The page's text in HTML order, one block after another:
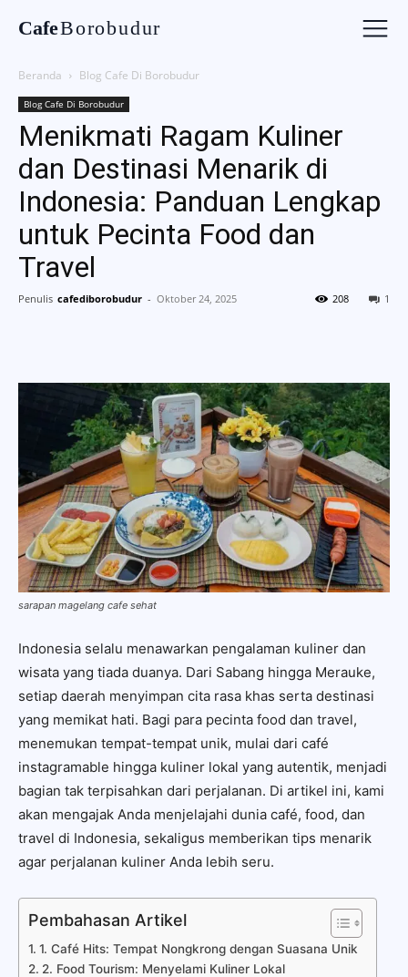
CafeBorobudur
Beranda Blog Cafe Di Borobudur
Blog Cafe Di Borobudur
Menikmati Ragam Kuliner
dan Destinasi Menarik di
Indonesia: Panduan Lengkap
untuk Pecinta Food dan
Travel
Penulis cafediborobudur - Oktober 24, 2025 1
208
sarapan magelang cafe sehat
Indonesia selalu menawarkan pengalaman kuliner dan
wisata yang tiada duanya. Dari Sabang hingga Merauke,
setiap daerah menyimpan cita rasa khas serta destinasi
yang memikat hati. Bagi para pecinta food dan travel,
menemukan tempat-tempat unik, mulai dari café
instagramable hingga kuliner lokal yang autentik, menjadi
bagian tak terpisahkan dari perjalanan. Di artikel ini, kami
akan mengajak Anda menjelajahi dunia café, food, dan
travel di Indonesia, sekaligus memberikan tips menarik
agar perjalanan kuliner Anda lebih seru.
Pembahasan Artikel
1. Café Hits: Tempat Nongkrong dengan Suasana Unik
2. Food Tourism: Menyelami Kuliner Lokal